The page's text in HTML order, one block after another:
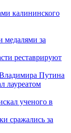
калининского
медалями за
реставрируют
Путина
лауреатом
ученого в
сражались за